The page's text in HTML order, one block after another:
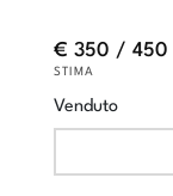
€ 350 / 450
STIMA
Venduto